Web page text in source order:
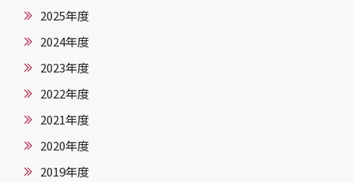
2025年度
2024年度
2023年度
2022年度
2021年度
2020年度
2019年度